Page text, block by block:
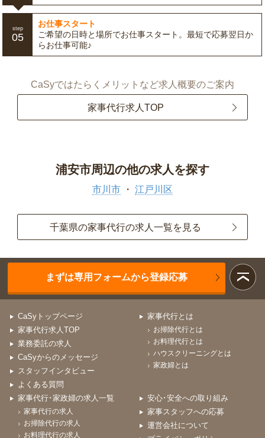
step
05
お仕事スタート
ご希望の日時と場所でお仕事スタート。最短で応募翌日か
らお仕事可能♪
CaSyではたらくメリットなど求人概要のご案内
家事代行求人TOP
浦安市周辺の他の求人を探す
市川市 江戸川区
千葉県の家事代行の求人一覧を見る
まずは専用フォームから登録応募
CaSyトップページ
家事代行求人TOP
業務委託の求人
CaSyからのメッセージ
スタッフインタビュー
よくある質問
家事代行とは
お掃除代行とは
お料理代行とは
ハウスクリーニングとは
家政婦とは
家事代行･家政婦の求人一覧
家事代行の求人
お掃除代行の求人
お料理代行の求人
安心･安全への取り組み
家事スタッフへの応募
運営会社について